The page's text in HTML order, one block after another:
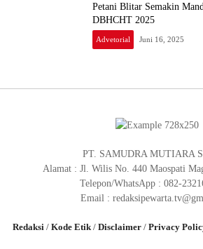
Petani Blitar Semakin
DBHCHT 2025
Advetorial Juni 16, 2025
PT. SAMUDRA MUTIARA
Alamat : Jl. Wilis No. 440 Maospati
Telepon/WhatsApp : 082-
Email :
Redaksi/ Kode Etik/ Disclaimer/ Privacy